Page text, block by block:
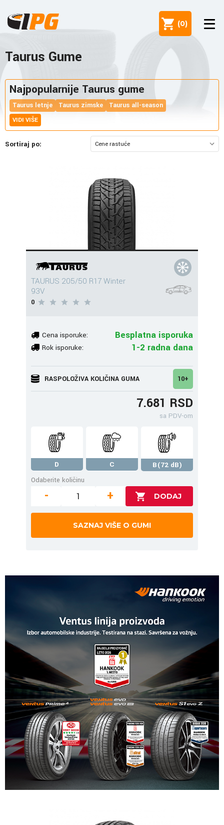
(0)
Taurus Gume
Najpopularnije Taurus gume
Taurus letnje Taurus zimske Taurus all-season
VIDI VIŠE
Sortiraj po:
TAURUS 205/50 R17 Winter
93V
0
Cena isporuke: Besplatna isporuka
Rok isporuke: 1-2 radna dana
RASPOLOŽIVA KOLIČINA GUMA 10+
7.681 RSD
sa PDV-om
D C
B(72 dB)
Odaberite količinu
- +
SAZNAJ VIŠE O GUMI